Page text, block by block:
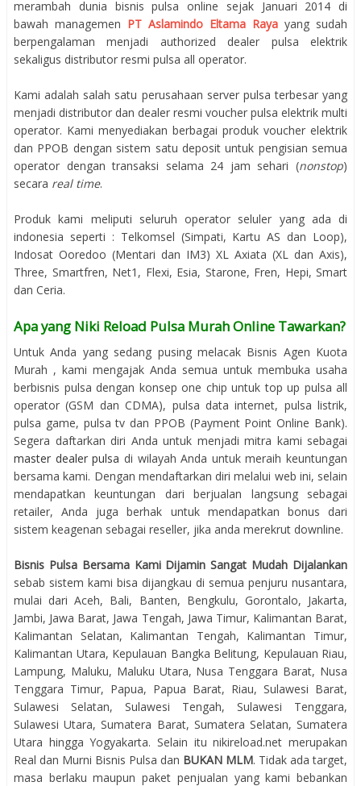
merambah dunia bisnis pulsa online sejak Januari 2014 di
bawah managemen PT Aslamindo Eltama Raya yang sudah
berpengalaman menjadi authorized dealer pulsa elektrik
sekaligus distributor resmi pulsa all operator.
Kami adalah salah satu perusahaan server pulsa terbesar yang
menjadi distributor dan dealer resmi voucher pulsa elektrik multi
operator. Kami menyediakan berbagai produk voucher elektrik
dan PPOB dengan sistem satu deposit untuk pengisian semua
operator dengan transaksi selama 24 jam sehari (nonstop)
secara real time.
Produk kami meliputi seluruh operator seluler yang ada di
indonesia seperti : Telkomsel (Simpati, Kartu AS dan Loop),
Indosat Ooredoo (Mentari dan IM3) XL Axiata (XL dan Axis),
Three, Smartfren, Net1, Flexi, Esia, Starone, Fren, Hepi, Smart
dan Ceria.
Apa yang Niki Reload Pulsa Murah Online Tawarkan?
Untuk Anda yang sedang pusing melacak Bisnis Agen Kuota
Murah , kami mengajak Anda semua untuk membuka usaha
berbisnis pulsa dengan konsep one chip untuk top up pulsa all
operator (GSM dan CDMA), pulsa data internet, pulsa listrik,
pulsa game, pulsa tv dan PPOB (Payment Point Online Bank).
Segera daftarkan diri Anda untuk menjadi mitra kami sebagai
master dealer pulsa di wilayah Anda untuk meraih keuntungan
bersama kami. Dengan mendaftarkan diri melalui web ini, selain
mendapatkan keuntungan dari berjualan langsung sebagai
retailer, Anda juga berhak untuk mendapatkan bonus dari
sistem keagenan sebagai reseller, jika anda merekrut downline.
Bisnis Pulsa Bersama Kami Dijamin Sangat Mudah Dijalankan
sebab sistem kami bisa dijangkau di semua penjuru nusantara,
mulai dari Aceh, Bali, Banten, Bengkulu, Gorontalo, Jakarta,
Jambi, Jawa Barat, Jawa Tengah, Jawa Timur, Kalimantan Barat,
Kalimantan Selatan, Kalimantan Tengah, Kalimantan Timur,
Kalimantan Utara, Kepulauan Bangka Belitung, Kepulauan Riau,
Lampung, Maluku, Maluku Utara, Nusa Tenggara Barat, Nusa
Tenggara Timur, Papua, Papua Barat, Riau, Sulawesi Barat,
Sulawesi Selatan, Sulawesi Tengah, Sulawesi Tenggara,
Sulawesi Utara, Sumatera Barat, Sumatera Selatan, Sumatera
Utara hingga Yogyakarta. Selain itu nikireload.net merupakan
Real dan Murni Bisnis Pulsa dan BUKAN MLM. Tidak ada target,
masa berlaku maupun paket penjualan yang kami bebankan